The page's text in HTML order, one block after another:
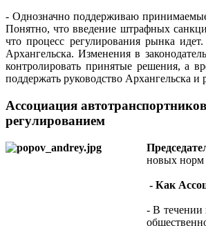
- Однозначно поддерживаю
Понятно, что введение штрафных
что процесс регулирования рынка
Архангельска. Изменения в
контролировать принятые решения, а
поддержать руководство Архангельска
Ассоциация
регулированием
новых норм
- Как
- В течении